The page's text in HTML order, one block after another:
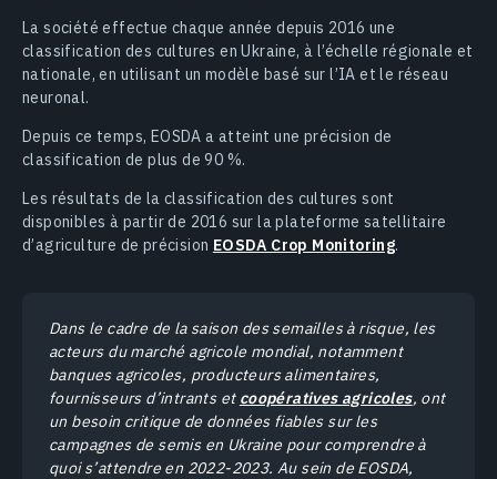
La société effectue chaque année depuis 2016 une
classification des cultures en Ukraine, à l’échelle régionale et
nationale, en utilisant un modèle basé sur l’IA et le réseau
neuronal.
Depuis ce temps, EOSDA a atteint une précision de
classification de plus de 90 %.
Les résultats de la classification des cultures sont
disponibles à partir de 2016 sur la plateforme satellitaire
d’agriculture de précision EOSDA Crop Monitoring.
Dans le cadre de la saison des semailles à risque, les
acteurs du marché agricole mondial, notamment
banques agricoles, producteurs alimentaires,
fournisseurs d’intrants et coopératives agricoles, ont
un besoin critique de données fiables sur les
campagnes de semis en Ukraine pour comprendre à
quoi s’attendre en 2022-2023. Au sein de EOSDA,